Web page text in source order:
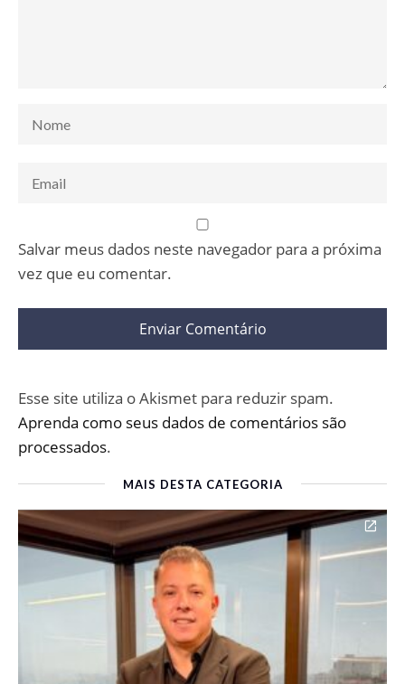
Salvar meus dados neste navegador para a próxima
vez que eu comentar.
Esse site utiliza o Akismet para reduzir spam.
Aprenda como seus dados de comentários são
processados.
MAIS DESTA CATEGORIA